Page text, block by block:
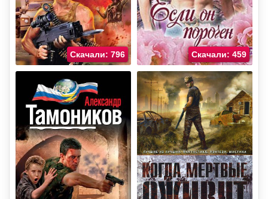
Скачали: 796 Скачали: 459